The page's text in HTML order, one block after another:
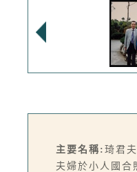
主要名稱: 琦君
夫婦於小人國合